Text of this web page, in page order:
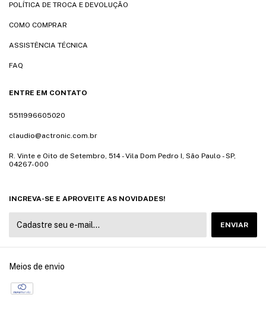
POLÍTICA DE TROCA E DEVOLUÇÃO
COMO COMPRAR
ASSISTÊNCIA TÉCNICA
FAQ
ENTRE EM CONTATO
5511996605020
claudio@actronic.com.br
R. Vinte e Oito de Setembro, 514 - Vila Dom Pedro I, São Paulo - SP,
04267-000
INCREVA-SE E APROVEITE AS NOVIDADES!
Meios de envio